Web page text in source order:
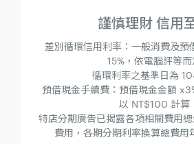
謹慎理財 信用
差別循環信用利率：一般消費及預
15%，依電腦評等而
循環利率之基準日為
預借現金手續費：預借現金金額
以 NT$100 計算
特店分期廣告已揭露各項相關費用
費用，各期分期利率換算總費用